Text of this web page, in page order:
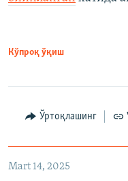
Кўпроқ ўқиш
Ўртоқлашинг
Mart 14, 2025